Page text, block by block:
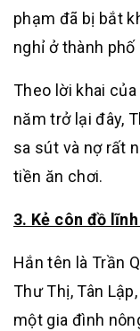
phạm đã bị bắt
nghỉ ở thành
Theo lời khai
năm trở lại đây,
sa sút và nợ rất
tiền ăn chơi.
3. Kẻ côn đồ
Hắn tên là Trần
Thư Thị, Tân
một gia đình